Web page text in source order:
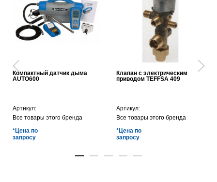
Компактный датчик дыма
AUTO600
Артикул:
Все товары этого бренда
*Цена по
запросу
Клапан с электрическим
приводом TEFFSA 409
Артикул:
Все товары этого бренда
*Цена по
запросу